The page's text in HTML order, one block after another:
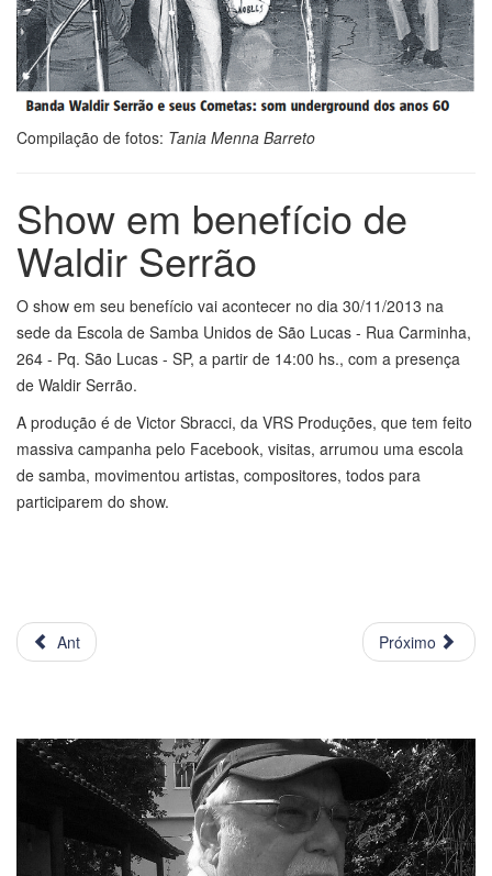
Compilação de fotos: Tania Menna Barreto
Show em benefício de
Waldir Serrão
O show em seu benefício vai acontecer no dia 30/11/2013 na
sede da Escola de Samba Unidos de São Lucas - Rua Carminha,
264 - Pq. São Lucas - SP, a partir de 14:00 hs., com a presença
de Waldir Serrão.
A produção é de Victor Sbracci, da VRS Produções, que tem feito
massiva campanha pelo Facebook, visitas, arrumou uma escola
de samba, movimentou artistas, compositores, todos para
participarem do show.
Ant Próximo